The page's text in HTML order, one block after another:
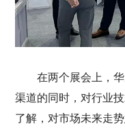
在两个展会上，
渠道的同时，对行业
了解，对市场未来走势